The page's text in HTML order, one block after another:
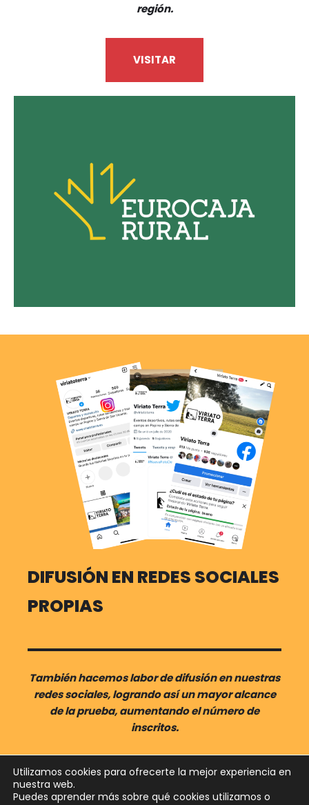
región.
VISITAR
DIFUSIÓN EN REDES SOCIALES
PROPIAS
También hacemos labor de difusión en nuestras
redes sociales, logrando así un mayor alcance
de la prueba, aumentando el número de
inscritos.
Neve| Funciona gracias aWordPress
Utilizamos cookies para ofrecerte la mejor experiencia en
nuestra web.
Puedes aprender más sobre qué cookies utilizamos o